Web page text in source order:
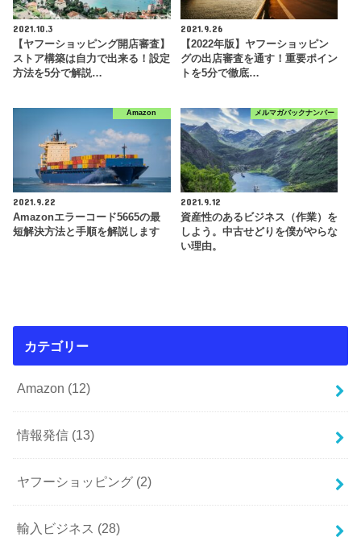
2021.10.3
【ヤフーショッピング開店審査】
ストア構築は自力で出来る！設定
方法を5分で解説…
2021.9.26
【2022年版】ヤフーショッピン
グの出店審査を通す！重要ポイン
トを5分で徹底…
Amazon
2021.9.22
Amazonエラーコード5665の最
短解決方法と手順を解説します
メルマガバックナンバー
2021.9.12
資産性のあるビジネス（作業）を
しよう。中古せどりを僕がやらな
い理由。
カテゴリー
Amazon (12)
情報発信 (13)
ヤフーショッピング (2)
輸入ビジネス (28)